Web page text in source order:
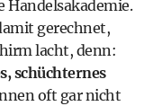
Handelsakademie.
gerechnet,
lacht, denn:
schüchternes
oft gar nicht